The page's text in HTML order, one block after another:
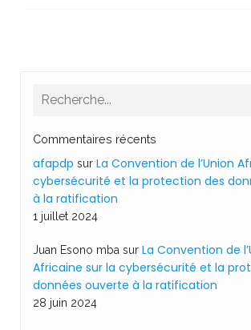
Commentaires récents
afapdp sur La Convention de l’Union
cybersécurité et la protection des
à la ratification
1 juillet 2024
Juan Esono mba sur La Convention de
Africaine sur la cybersécurité et la
données ouverte à la ratification
28 juin 2024